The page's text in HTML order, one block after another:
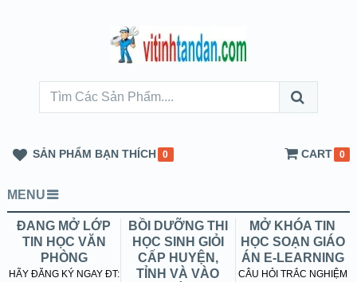
SẢN PHẨM BẠN THÍCH 0 CART 0
MENU
ĐANG MỞ LỚP
TIN HỌC VĂN
PHÒNG
HÃY ĐĂNG KÝ NGAY ĐT:
BỒI DƯỠNG THI
HỌC SINH GIỎI
CẤP HUYỆN,
TỈNH VÀ VÀO
MỞ KHÓA TIN
HỌC SOẠN GIÁO
ÁN E-LEARNING
CÂU HỎI TRẮC NGHIỆM